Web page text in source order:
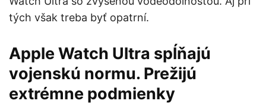
tých však treba byť opatrní.
Apple Watch Ultra spĺňajú
vojenskú normu. Prežijú
extrémne podmienky